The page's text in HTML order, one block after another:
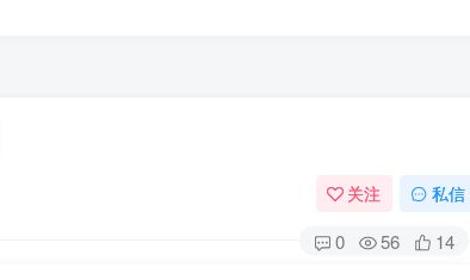
关注 私信
0 56 14